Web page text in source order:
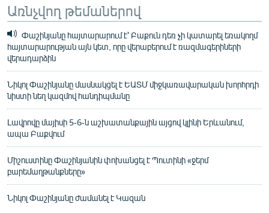
Առնչվող թեմաներով
Փաշինյանը հայտարարում է՝ Բաքուն դեռ չի կատարել եռակողմ
հայտարարության այն կետ, որը վերաբերում է ռազմագերիների
վերադարձին
Նիկոլ Փաշինյանը մասնակցել է ԵԱՏՄ միջկառավարական խորհրդի
նիստի նեղ կազմով հանդիպմանը
Լավրովը մայիսի 5-6-ն աշխատանքային այցով կլինի Երևանում,
ապա Բաքվում
Միշուստինը Փաշինյանին փոխանցել է Պուտինի «ջերմ
բարեմաղթանքները»
Նիկոլ Փաշինյանը ժամանել է Կազան